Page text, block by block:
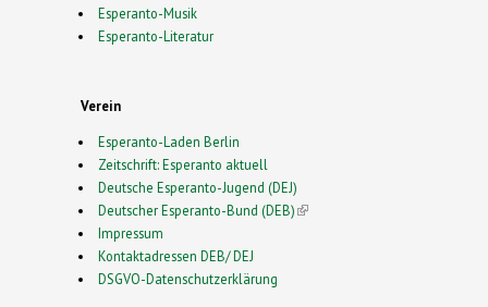
Esperanto-Musik
Esperanto-Literatur
Verein
Esperanto-Laden Berlin
Zeitschrift: Esperanto aktuell
Deutsche Esperanto-Jugend (DEJ)
Deutscher Esperanto-Bund (DEB)(link is external)
Impressum
Kontaktadressen DEB/ DEJ
DSGVO-Datenschutzerklärung